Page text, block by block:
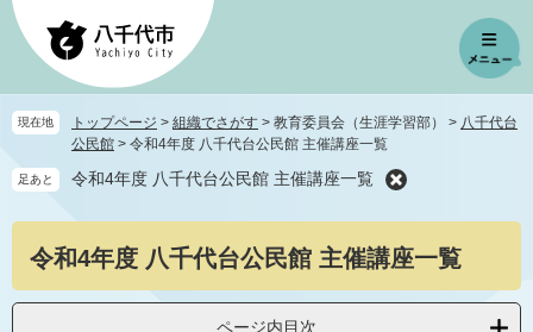
ペ
先
頭
す
メ
を
飛
し
へ
現在地 トップページ > 組織でさがす > 教育委員会（生涯学習部） > 八千代台
公民館 > 令和4年度 八千代台公民館 主催講座一覧
足あと 令和4年度 八千代台公民館 主催講座一覧
令和4年度 八千代台公民館 主催講座一覧
ページ内目次